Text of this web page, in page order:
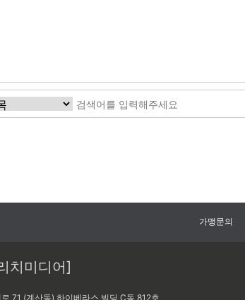
가맹문의
치미디어]
71 (계산동) 하이베라스 빌딩 C동 812호